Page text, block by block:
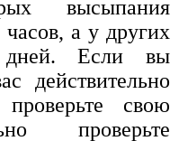
высыпания
а у других
дней. Если вы
действительно
свою
проверьте